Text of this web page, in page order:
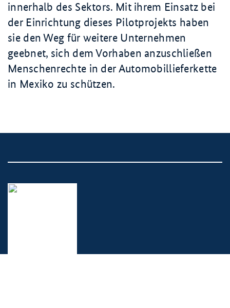
innerhalb des Sektors. Mit ihrem Einsatz bei
der Einrichtung dieses Pilotprojekts haben
sie den Weg für weitere Unternehmen
geebnet, sich dem Vorhaben anzuschließen
Menschenrechte in der Automobillieferkette
in Mexiko zu schützen.